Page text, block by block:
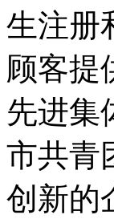
生注册
顾客提
先进集
市共青
创新的